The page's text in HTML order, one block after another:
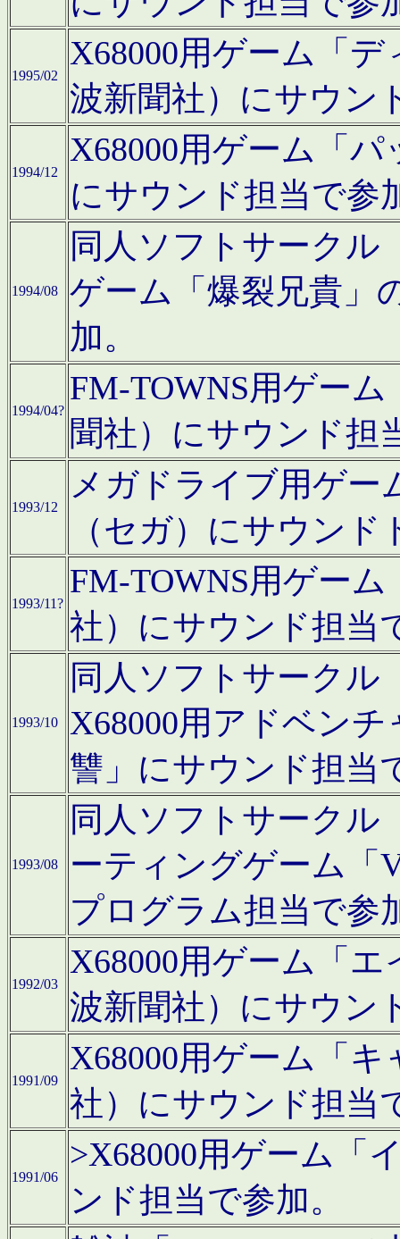
1995/02
X68000用ゲーム「
波新聞社）にサウン
1994/12
X68000用ゲーム「
にサウンド担当で参
1994/08
同人ソフトサークル
ゲーム「爆裂兄貴」
加。
1994/04?
FM-TOWNS用ゲー
聞社）にサウンド担
1993/12
メガドライブ用ゲー
（セガ）にサウン
1993/11?
FM-TOWNS用ゲー
社）にサウンド担当
1993/10
同人ソフトサークル
X68000用アドベン
讐」にサウンド担当
1993/08
同人ソフトサークル
ーティングゲーム「
プログラム担当で参
1992/03
X68000用ゲーム「
波新聞社）にサウン
1991/09
X68000用ゲーム「
社）にサウンド担当
1991/06
>X68000用ゲーム「
ンド担当で参加。